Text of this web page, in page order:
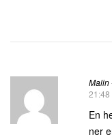
Malin
21:48
En
ner